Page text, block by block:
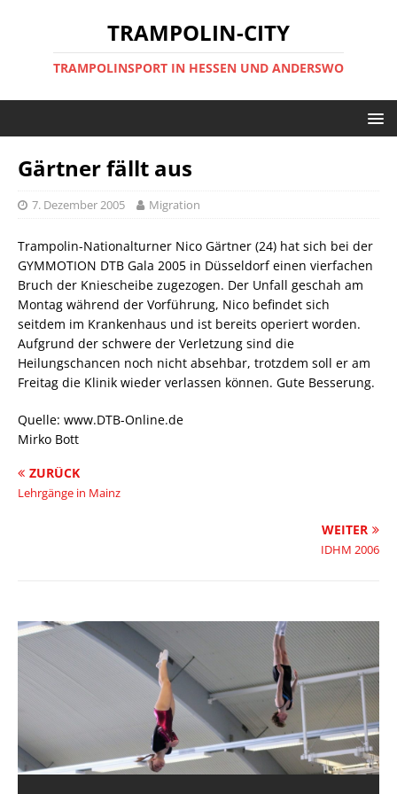
TRAMPOLIN-CITY
TRAMPOLINSPORT IN HESSEN UND ANDERSWO
Gärtner fällt aus
7. Dezember 2005 Migration
Trampolin-Nationalturner Nico Gärtner (24) hat sich bei der
GYMMOTION DTB Gala 2005 in Düsseldorf einen vierfachen
Bruch der Kniescheibe zugezogen. Der Unfall geschah am
Montag während der Vorführung, Nico befindet sich
seitdem im Krankenhaus und ist bereits operiert worden.
Aufgrund der schwere der Verletzung sind die
Heilungschancen noch nicht absehbar, trotzdem soll er am
Freitag die Klinik wieder verlassen können. Gute Besserung.
Quelle: www.DTB-Online.de
Mirko Bott
ZURÜCK
Lehrgänge in Mainz
WEITER
IDHM 2006